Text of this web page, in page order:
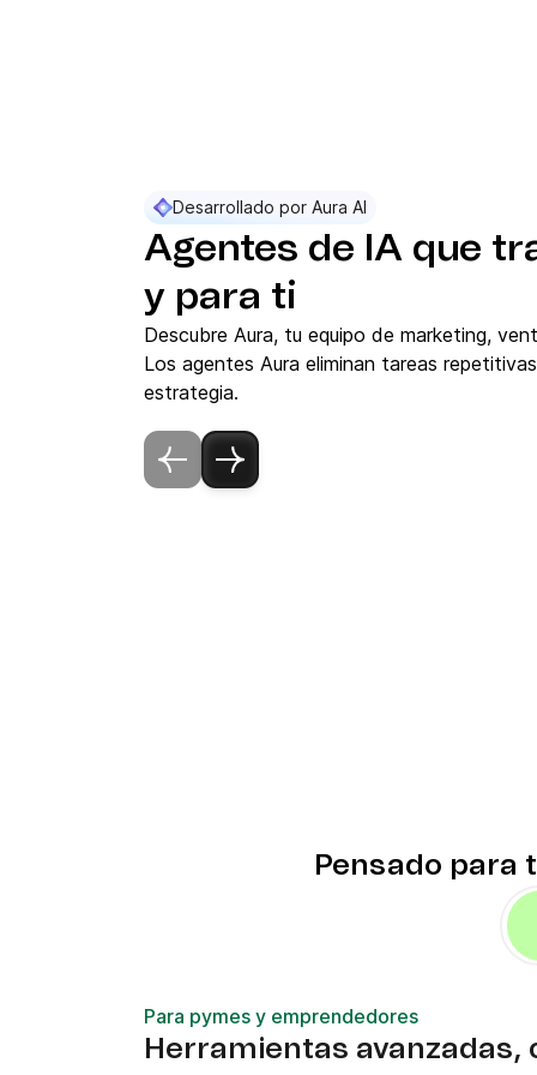
Desarrollado por Aura AI
Agentes de IA que
y para ti
Descubre Aura, tu equipo de marketing,
Los agentes Aura eliminan tareas
estrategia.
Pensado para
Para pymes y emprendedores
Herramientas avanzadas,